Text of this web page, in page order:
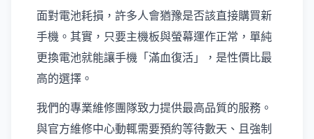
面對電池耗損，許多人會猶豫是否該直接購買新
手機。其實，只要主機板與螢幕運作正常，單純
更換電池就能讓手機「滿血復活」，是性價比最
高的選擇。
我們的專業維修團隊致力提供最高品質的服務。
與官方維修中心動輒需要預約等待數天、且強制